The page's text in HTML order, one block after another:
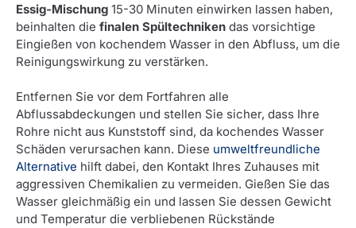
Essig-Mischung 15-30 Minuten einwirken lassen haben,
beinhalten die finalen Spültechniken das vorsichtige
Eingießen von kochendem Wasser in den Abfluss, um die
Reinigungswirkung zu verstärken.
Entfernen Sie vor dem Fortfahren alle
Abflussabdeckungen und stellen Sie sicher, dass Ihre
Rohre nicht aus Kunststoff sind, da kochendes Wasser
Schäden verursachen kann. Diese umweltfreundliche
Alternative hilft dabei, den Kontakt Ihres Zuhauses mit
aggressiven Chemikalien zu vermeiden. Gießen Sie das
Wasser gleichmäßig ein und lassen Sie dessen Gewicht
und Temperatur die verbliebenen Rückstände